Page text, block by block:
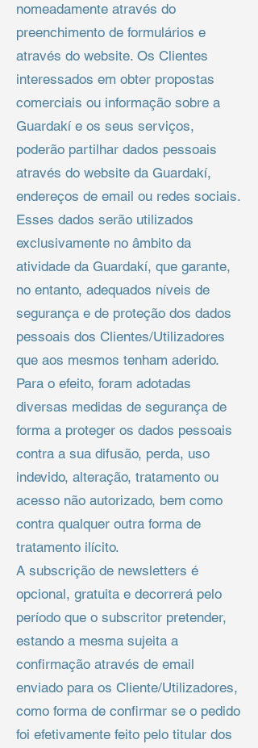
nomeadamente através do
preenchimento de formulários e
através do website. Os Clientes
interessados em obter propostas
comerciais ou informação sobre a
Guardakí e os seus serviços,
poderão partilhar dados pessoais
através do website da Guardakí,
endereços de email ou redes sociais.
Esses dados serão utilizados
exclusivamente no âmbito da
atividade da Guardakí, que garante,
no entanto, adequados níveis de
segurança e de proteção dos dados
pessoais dos Clientes/Utilizadores
que aos mesmos tenham aderido.
Para o efeito, foram adotadas
diversas medidas de segurança de
forma a proteger os dados pessoais
contra a sua difusão, perda, uso
indevido, alteração, tratamento ou
acesso não autorizado, bem como
contra qualquer outra forma de
tratamento ilícito.
A subscrição de newsletters é
opcional, gratuita e decorrerá pelo
período que o subscritor pretender,
estando a mesma sujeita a
confirmação através de email
enviado para os Cliente/Utilizadores,
como forma de confirmar se o pedido
foi efetivamente feito pelo titular dos